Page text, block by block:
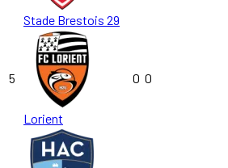
Stade Brestois 29
5
Lorient
0 0